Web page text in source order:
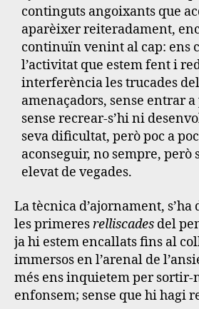
continguts angoixants que
aparèixer reiteradament,
continuïn venint al cap: ens
l’activitat que estem fent i
interferència les trucades
amenaçadors, sense entrar a
sense recrear-s’hi ni
seva dificultat, però poc a
aconseguir, no sempre, però
elevat de vegades.
La tècnica d’ajornament,
les primeresrelliscades del
ja hi estem encallats fins al
immersos en l’arenal de
més ens inquietem per sortir-
enfonsem; sense que hi hagi